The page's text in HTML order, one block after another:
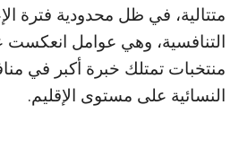
متتالية، في ظل محدودية فترة
التنافسية، وهي عوامل انعكست
منتخبات تمتلك خبرة أكبر في
النسائية على مستوى الإقليم.